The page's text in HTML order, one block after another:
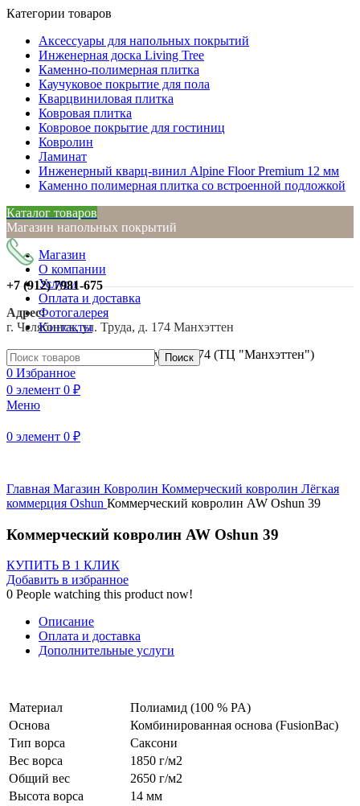
Категории товаров
Аксессуары для напольных покрытий
Инженерная доска Living Tree
Каменно-полимерная плитка
Каучуковое покрытие для пола
Кварцвиниловая плитка
Ковровая плитка
Ковровое покрытие для гостиниц
Ковролин
Ламинат
Инженерный кварц-винил Alpine Floor Premium 12 мм
Каменно полимерная плитка со встроенной подложкой
Каталог товаров
Магазин напольных покрытий
Магазин
О компании
Услуги
Оплата и доставка
Фотогалерея
Контакты
г. Челябинск, ул. Труда, д. 174 (ТЦ "Манхэттен")
+7 (912)7981-675
Адрес:
г. Челябинск, ул. Труда, д. 174 Манхэттен
Поиск
0 Избранное
0 элемент 0 ₽
Меню
0 элемент 0 ₽
Главная Магазин Ковролин Коммерческий ковролин Лёгкая
коммерция Oshun Коммерческий ковролин AW Oshun 39
Коммерческий ковролин AW Oshun 39
КУПИТЬ В 1 КЛИК
Добавить в избранное
0 People watching this product now!
Описание
Оплата и доставка
Дополнительные услуги
Материал
Полиамид (100 % PA)
Основа
Комбинированная основа (FusionBac)
Тип ворса
Саксони
Вес ворса
1850 г/м2
Общий вес
2650 г/м2
Высота ворса
14 мм